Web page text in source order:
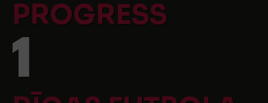
PROGRESS
1